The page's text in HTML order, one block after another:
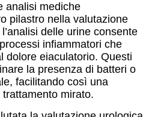
analisi mediche
pilastro nella valutazione
delle urine consente
infiammatori che
dolore eiaculatorio. Questi
la presenza di batteri o
facilitando così una
mirato.